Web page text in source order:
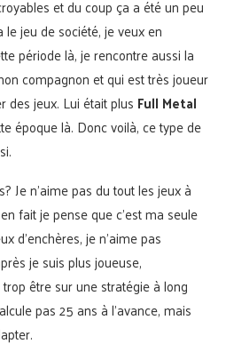
et du coup ça a été un peu
le jeu de société, je veux en
période là, je rencontre aussi la
compagnon et qui est très joueur
des jeux. Lui était plus Full Metal
époque là. Donc voilà, ce type de
Je n’aime pas du tout les jeux à
fait je pense que c’est ma seule
d’enchères, je n’aime pas
je suis plus joueuse,
être sur une stratégie à long
pas 25 ans à l’avance, mais